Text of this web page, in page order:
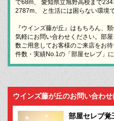
で68m、 愛知県立旭野高校まで
2787m、 と生活には困らない環境で
『ウインズ藤が丘』はもちろん、
気軽にお問い合わせください。部
数ご用意してお客様のご来店をお
件数・実績No.1の「部屋セレブ」
ウインズ藤が丘のお問い合わ
部屋セレブ覚